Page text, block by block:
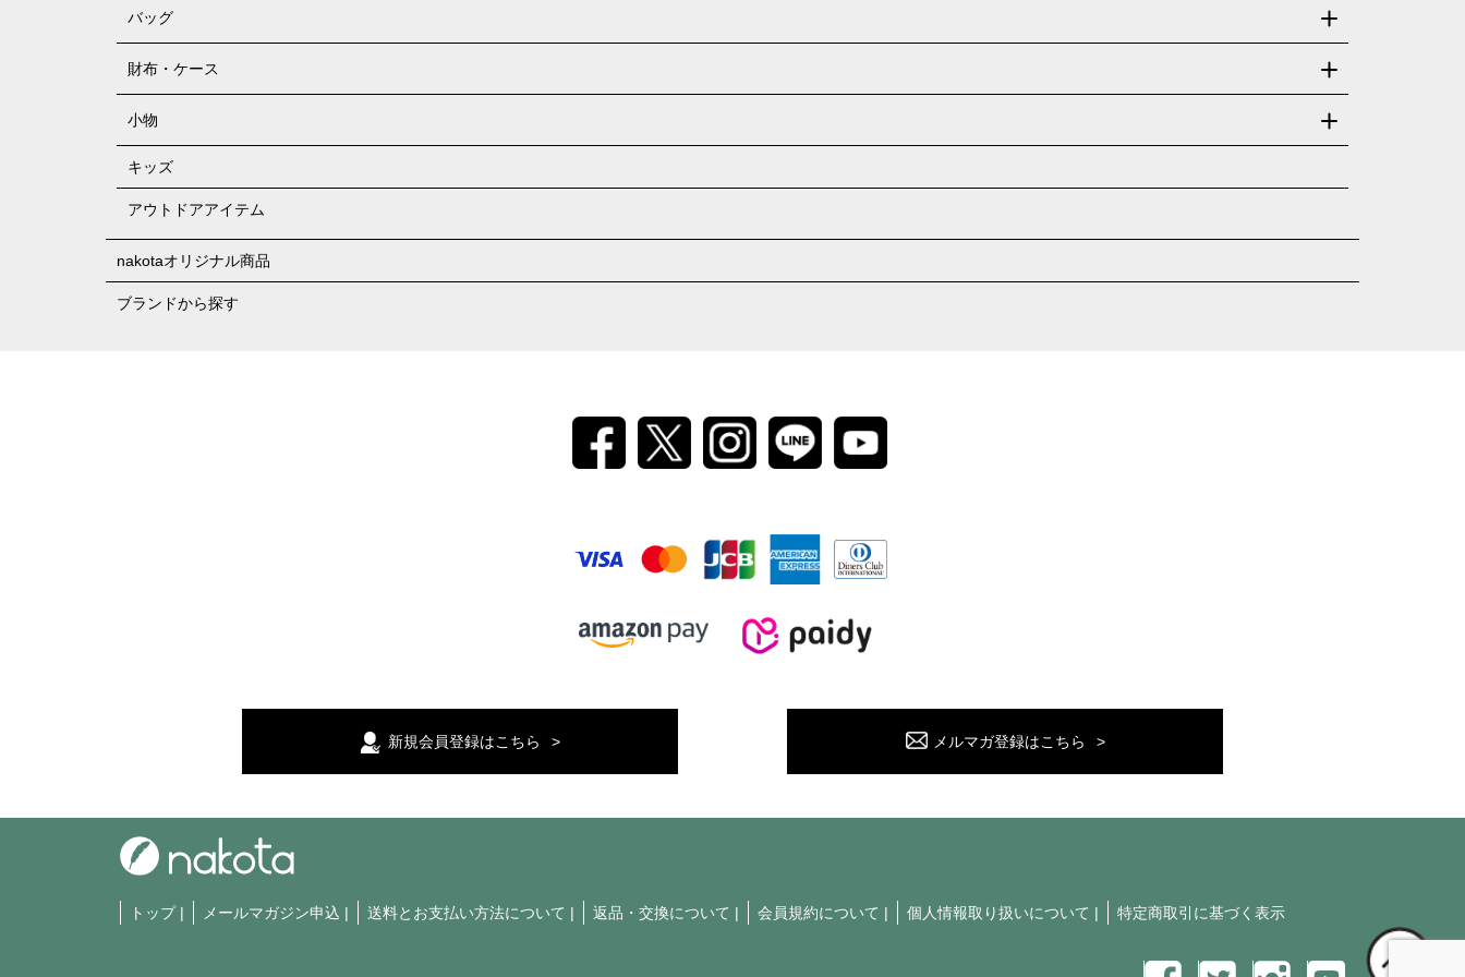
バッグ
財布・ケース
小物
キッズ
アウトドアアイテム
nakotaオリジナル商品
ブランドから探す
新規会員登録はこちら メルマガ登録はこちら
トップ| メールマガジン申込 | 送料とお支払い方法について | 返品・交換について | 会員規約について | 個人情報取り扱いについて | 特定商取引に基づく表示